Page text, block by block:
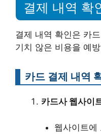
결제 내역 확
결제 내역 확인은 카
기치 않은 비용을 예
카드 결제 내역
카드사 웹사이
웹사이트에